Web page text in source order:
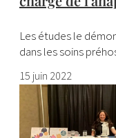
Les études le
dans les soins
15 juin 2022